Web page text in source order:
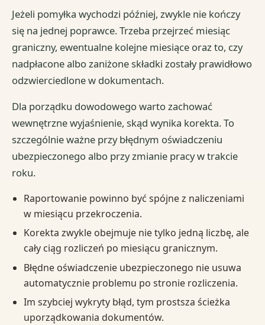
Jeżeli pomyłka wychodzi później, zwykle nie kończy
się na jednej poprawce. Trzeba przejrzeć miesiąc
graniczny, ewentualne kolejne miesiące oraz to, czy
nadpłacone albo zaniżone składki zostały prawidłowo
odzwierciedlone w dokumentach.
Dla porządku dowodowego warto zachować
wewnętrzne wyjaśnienie, skąd wynika korekta. To
szczególnie ważne przy błędnym oświadczeniu
ubezpieczonego albo przy zmianie pracy w trakcie
roku.
Raportowanie powinno być spójne z naliczeniami
w miesiącu przekroczenia.
Korekta zwykle obejmuje nie tylko jedną liczbę, ale
cały ciąg rozliczeń po miesiącu granicznym.
Błędne oświadczenie ubezpieczonego nie usuwa
automatycznie problemu po stronie rozliczenia.
Im szybciej wykryty błąd, tym prostsza ścieżka
uporządkowania dokumentów.